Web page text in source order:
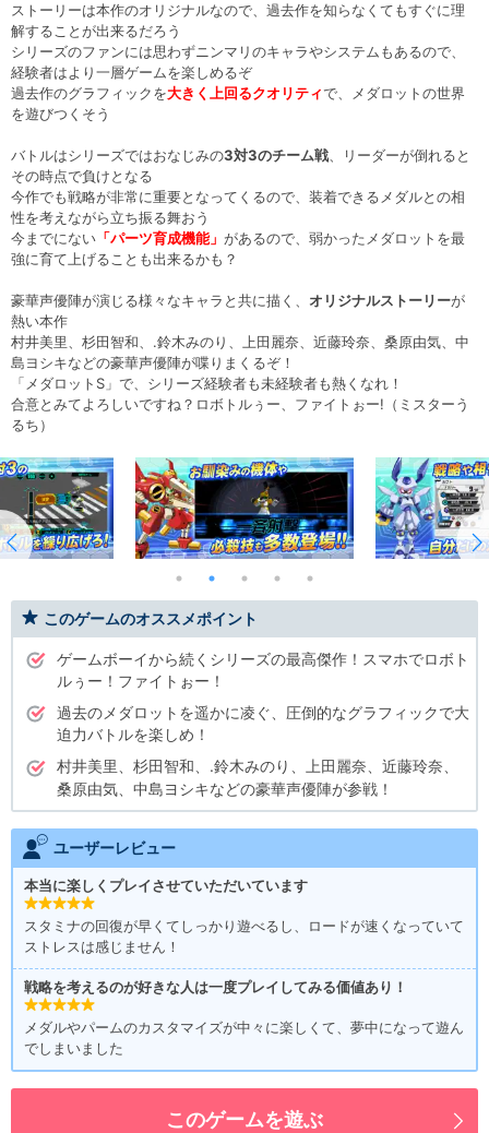
ストーリーは本作のオリジナルなので、過去作を知らなくてもすぐに理
解することが出来るだろう
シリーズのファンには思わずニンマリのキャラやシステムもあるので、
経験者はより一層ゲームを楽しめるぞ
過去作のグラフィックを大きく上回るクオリティで、メダロットの世界
を遊びつくそう
バトルはシリーズではおなじみの3対3のチーム戦、リーダーが倒れると
その時点で負けとなる
今作でも戦略が非常に重要となってくるので、装着できるメダルとの相
性を考えながら立ち振る舞おう
今までにない 「パーツ育成機能」 があるので、弱かったメダロットを最
強に育て上げることも出来るかも？
豪華声優陣が演じる様々なキャラと共に描く、 オリジナルストーリーが
熱い本作
村井美里、杉田智和、.鈴木みのり、上田麗奈、近藤玲奈、桑原由気、中
島ヨシキなどの豪華声優陣が喋りまくるぞ！
「メダロットS」で、シリーズ経験者も未経験者も熱くなれ！
合意とみてよろしいですね？ロボトルぅー、ファイトぉー!（ミスターう
るち）
このゲームのオススメポイント
ゲームボーイから続くシリーズの最高傑作！スマホでロボト
ルぅー！ファイトぉー！
過去のメダロットを遥かに凌ぐ、圧倒的なグラフィックで大
迫力バトルを楽しめ！
村井美里、杉田智和、.鈴木みのり、上田麗奈、近藤玲奈、
桑原由気、中島ヨシキなどの豪華声優陣が参戦！
ユーザーレビュー
本当に楽しくプレイさせていただいています
スタミナの回復が早くてしっかり遊べるし、ロードが速くなっていて
ストレスは感じません！
戦略を考えるのが好きな人は一度プレイしてみる価値あり！
メダルやパームのカスタマイズが中々に楽しくて、夢中になって遊ん
でしまいました
このゲームを遊ぶ